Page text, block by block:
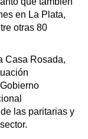
en La Plata,
otras 80
Casa Rosada,
las paritarias y